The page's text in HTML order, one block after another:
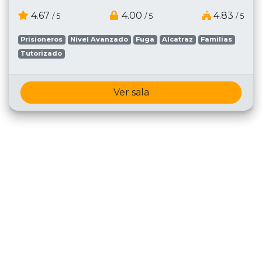
4.67 / 5 4.00 / 5 4.83 / 5
Prisioneros Nivel Avanzado Fuga Alcatraz
Familias
Tutorizado
Ver sala